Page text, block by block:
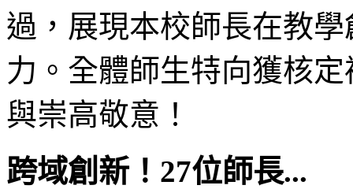
過，展現本校師長在教
力。全體師生特向獲核
與崇高敬意！
跨域創新！27位師長...